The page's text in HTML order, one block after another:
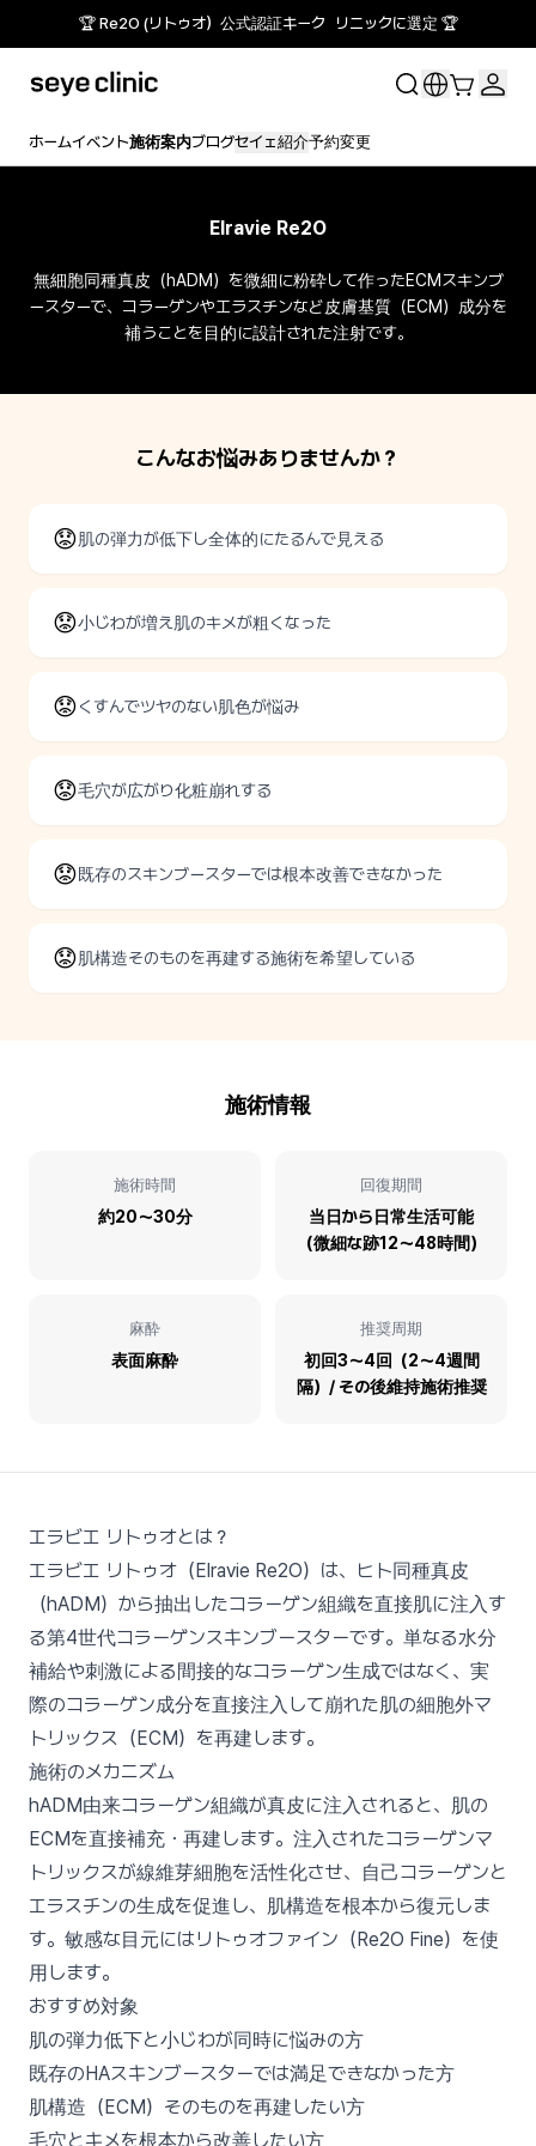
🏆 Re2O (リトゥオ）公式認証キーク リニックに選定 🏆
ホームイベント施術案内ブログセイェ紹介予約変更
Elravie Re2O
無細胞同種真皮（hADM）を微細に粉砕して作ったECMスキンブ
ースターで、コラーゲンやエラスチンなど皮膚基質（ECM）成分を
補うことを目的に設計された注射です。
こんなお悩みありませんか？
😟肌の弾力が低下し全体的にたるんで見える
😟小じわが増え肌のキメが粗くなった
😟くすんでツヤのない肌色が悩み
😟毛穴が広がり化粧崩れする
😟既存のスキンブースターでは根本改善できなかった
😟肌構造そのものを再建する施術を希望している
施術情報
施術時間
約20〜30分
回復期間
当日から日常生活可能
（微細な跡12〜48時間）
麻酔
表面麻酔
推奨周期
初回3〜4回（2〜4週間
隔）/ その後維持施術推奨
エラビエ リトゥオとは？
エラビエ リトゥオ（Elravie Re2O）は、ヒト同種真皮
（hADM）から抽出したコラーゲン組織を直接肌に注入す
る第4世代コラーゲンスキンブースターです。単なる水分
補給や刺激による間接的なコラーゲン生成ではなく、実
際のコラーゲン成分を直接注入して崩れた肌の細胞外マ
トリックス（ECM）を再建します。
施術のメカニズム
hADM由来コラーゲン組織が真皮に注入されると、肌の
ECMを直接補充・再建します。注入されたコラーゲンマ
トリックスが線維芽細胞を活性化させ、自己コラーゲンと
エラスチンの生成を促進し、肌構造を根本から復元しま
す。敏感な目元にはリトゥオファイン（Re2O Fine）を使
用します。
おすすめ対象
肌の弾力低下と小じわが同時に悩みの方
既存のHAスキンブースターでは満足できなかった方
肌構造（ECM）そのものを再建したい方
毛穴とキメを根本から改善したい方